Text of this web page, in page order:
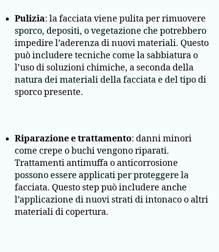
Pulizia: la facciata viene pulita per rimuovere
sporco, depositi, o vegetazione che potrebbero
impedire l’aderenza di nuovi materiali. Questo
può includere tecniche come la sabbiatura o
l’uso di soluzioni chimiche, a seconda della
natura dei materiali della facciata e del tipo di
sporco presente.
Riparazione e trattamento: danni minori
come crepe o buchi vengono riparati.
Trattamenti antimuffa o anticorrosione
possono essere applicati per proteggere la
facciata. Questo step può includere anche
l’applicazione di nuovi strati di intonaco o altri
materiali di copertura.